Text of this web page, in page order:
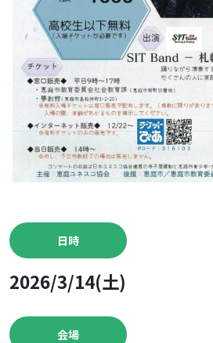
日時
2026/3/14(土)
会場